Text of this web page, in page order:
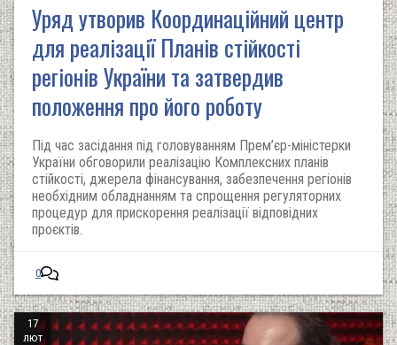
Уряд утворив Координаційний центр
для реалізації Планів стійкості
регіонів України та затвердив
положення про його роботу
Під час засідання під головуванням Прем’єр-міністерки
України обговорили реалізацію Комплексних планів
стійкості, джерела фінансування, забезпечення регіонів
необхідним обладнанням та спрощення регуляторних
процедур для прискорення реалізації відповідних
проєктів.
0
17
лют